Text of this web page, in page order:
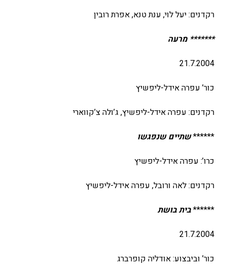
רקדנים: יעל לוי, ענת טנא, אפרת רובין
******* מרעה
21.7.2004
כור’ עפרה אידל-ליפשיץ
רקדנים: עפרה אידל-ליפשיץ, ג’ולה צ’קווארי
******שתיים שנפגשו
כרו’: עפרה אידל-ליפשיץ
רקדנים: לאה ורובל, עפרה אידל-ליפשיץ
******בית בושת
21.7.2004
כור’ וביבצוע: אודליה קופרברג